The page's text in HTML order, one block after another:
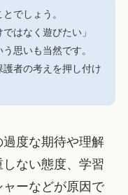
でしょう。
はなく遊びたい」
思いも当然です。
者の考えを押し付け
度な期待や理解
ない態度、学習
ーなどが原因で